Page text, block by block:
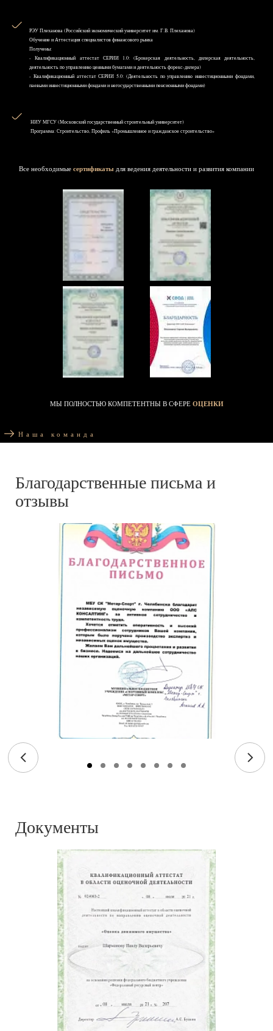
РЭУ Плеханова (Российский экономический университет им. Г.В. Плеханова)
Обучение и Аттестация специалистов финансового рынка
Получены:
- Квалификационный аттестат СЕРИИ 1.0: (Брокерская деятельность, дилерская деятельность,
деятельность по управлению ценными бумагами и деятельность форекс-дилера)
- Квалификационный аттестат СЕРИИ 5.0: (Деятельность по управлению инвестиционными фондами,
паевыми инвестиционными фондами и негосударственными пенсионными фондами)
НИУ MГСУ (Московский государственный строительный университет)
Программа: Строительство, Профиль «Промышленное и гражданское строительство»
Все необходимые сертификаты для ведения деятельности и развития компании
МЫ ПОЛНОСТЬЮ КОМПЕТЕНТНЫ В СФЕРЕ ОЦЕНКИ
Наша команда
Благодарственные письма и
отзывы
Документы